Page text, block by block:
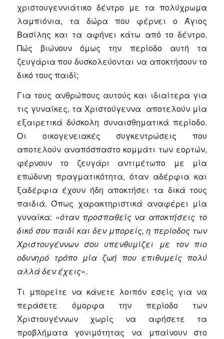
χριστουγεννιάτικο δέντρο με τα πολύχρωμα
λαμπιόνια, τα δώρα που φέρνει ο Άγιος
Βασίλης και τα αφήνει κάτω από το δέντρο.
Πώς βιώνουν όμως την περίοδο αυτή τα
ζευγάρια που δυσκολεύονται να αποκτήσουν το
δικό τους παιδί;
Για τους ανθρώπους αυτούς και ιδιαίτερα για
τις γυναίκες, τα Χριστούγεννα αποτελούν μία
εξαιρετικά δύσκολη συναισθηματικά περίοδο.
Οι οικογενειακές συγκεντρώσεις που
αποτελούν αναπόσπαστο κομμάτι των εορτών,
φέρνουν το ζευγάρι αντιμέτωπο με μία
επώδυνη πραγματικότητα, όταν αδέρφια και
ξαδέρφια έχουν ήδη αποκτήσει τα δικά τους
παιδιά. Όπως χαρακτηριστικά αναφέρει μία
γυναίκα: «όταν προσπαθείς να αποκτήσεις το
δικό σου παιδί και δεν μπορείς, η περίοδος των
Χριστουγέννων σου υπενθυμίζει με τον πιο
οδυνηρό τρόπο μία ζωή που επιθυμείς πολύ
αλλά δεν έχεις».
Τι μπορείτε να κάνετε λοιπόν εσείς για να
περάσετε όμορφα την περίοδο των
Χριστουγέννων χωρίς να αφήσετε τα
προβλήματα γονιμότητας να μπαίνουν στο